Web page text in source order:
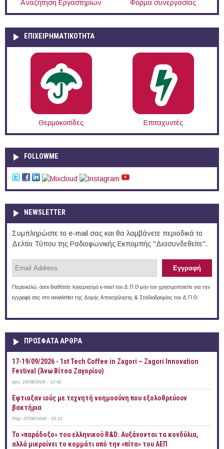
Αναζήτηση Εργαστηρίων Φόρμα συνεργασίας
ΕΠΙΧΕΙΡΗΜΑΤΙΚΟΤΗΤΑ
Θερμοκοιτίδες Επιταχυντές
FOLLOWME
NEWSLETTER
Συμπληρώστε το e-mail σας και θα λαμβάνετε περιοδικά το
Δελτίο Τύπου της Ραδιοφωνικής Εκπομπής "Διασυνδεθείτε".
Παρακαλώ, όσοι διαθέτετε λογαριασμό e-mail του Δ.Π.Θ μην τον χρησιμοποιείτε για την
εγγραφή σας στο newsletter της Δομής Απασχόλησης & Σταδιοδρομίας του Δ.Π.Θ.
ΠΡOΣΦΑΤΑ AΡΘΡΑ
17-19/09/2026 - 1st Tech Coffee in Zagori – Zagori Innovation
Festival (Άνω Βίτσα Ζαγορίου)
Δευ, 10/08/2026 - 12:42
Έφτιαξαν ιούς με τεχνητή νοημοσύνη που εξολοθρεύουν
βακτήρια
Παρ, 07/08/2026 - 15:21
Το «παράδοξο» του ελληνικού R&D: Αυξάνονται τα κονδύλια,
αλλά μικραίνει το κομμάτι από την «πίτα» του ΑΕΠ